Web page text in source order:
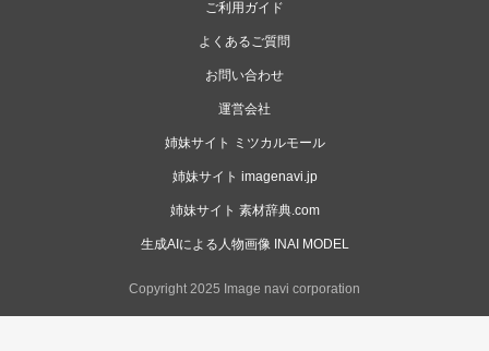
ご利用ガイド
よくあるご質問
お問い合わせ
運営会社
姉妹サイト ミツカルモール
姉妹サイト imagenavi.jp
姉妹サイト 素材辞典.com
生成AIによる人物画像 INAI MODEL
Copyright 2025 Image navi corporation